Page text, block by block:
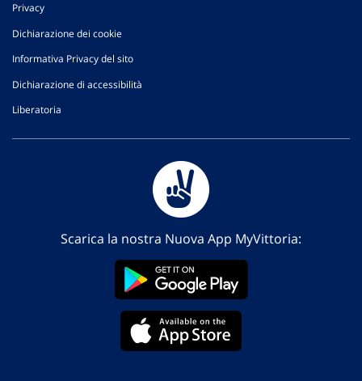
Privacy
Dichiarazione dei cookie
Informativa Privacy del sito
Dichiarazione di accessibilità
Liberatoria
Scarica la nostra Nuova App MyVittoria: